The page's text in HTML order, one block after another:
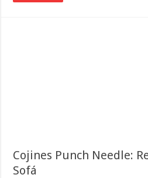
Cojines Punch Needle:
Sofá